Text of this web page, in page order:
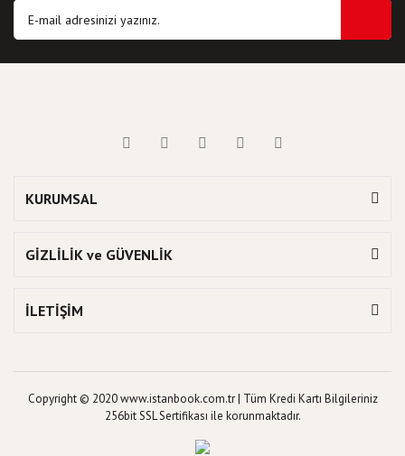
KURUMSAL
GİZLİLİK ve GÜVENLİK
İLETİŞİM
Copyright © 2020 www.istanbook.com.tr | Tüm Kredi Kartı Bilgileriniz
256bit SSL Sertifikası ile korunmaktadır.